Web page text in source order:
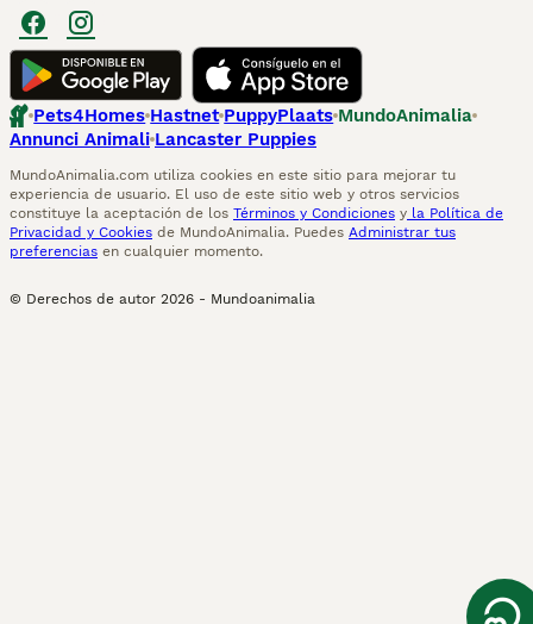
Pets4Homes Hastnet PuppyPlaats MundoAnimalia
Annunci Animali Lancaster Puppies
MundoAnimalia.com utiliza cookies en este sitio para mejorar tu
experiencia de usuario. El uso de este sitio web y otros servicios
constituye la aceptación de los Términos y Condiciones y la Política de
Privacidad y Cookies de MundoAnimalia. Puedes Administrar tus
preferencias en cualquier momento.
© Derechos de autor 2026 - Mundoanimalia